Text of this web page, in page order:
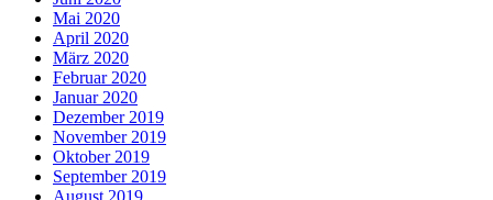
Mai 2020
April 2020
März 2020
Februar 2020
Januar 2020
Dezember 2019
November 2019
Oktober 2019
September 2019
August 2019